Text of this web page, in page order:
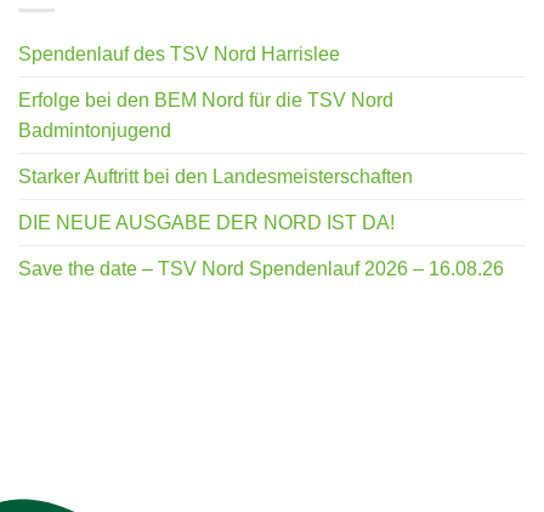
Spendenlauf des TSV Nord Harrislee
Erfolge bei den BEM Nord für die TSV Nord
Badmintonjugend
Starker Auftritt bei den Landesmeisterschaften
DIE NEUE AUSGABE DER NORD IST DA!
Save the date – TSV Nord Spendenlauf 2026 – 16.08.26